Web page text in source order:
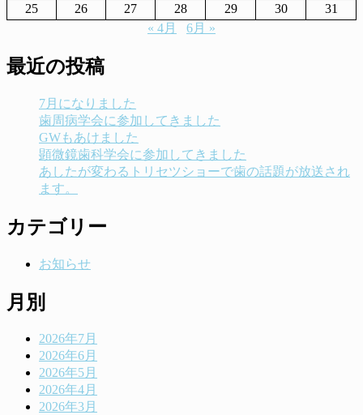
25
26 27 28 29 30
31
« 4月
6月 »
最近の投稿
7月になりました
歯周病学会に参加してきました
GWもあけました
顕微鏡歯科学会に参加してきました
あしたが変わるトリセツショーで歯の話題が放送され
ます。
カテゴリー
お知らせ
月別
2026年7月
2026年6月
2026年5月
2026年4月
2026年3月